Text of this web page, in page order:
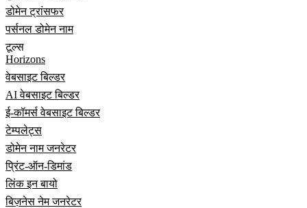
डोमेन ट्रांसफर
पर्सनल डोमेन नाम
टूल्स
Horizons
वेबसाइट बिल्डर
AI वेबसाइट बिल्डर
ई-कॉमर्स वेबसाइट बिल्डर
टेम्पलेट्स
डोमेन नाम जनरेटर
प्रिंट-ऑन-डिमांड
लिंक इन बायो
बिज़नेस नेम जनरेटर